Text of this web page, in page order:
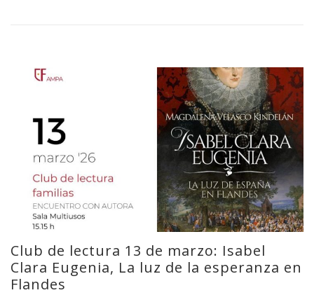
Club de lectura 13 de marzo: Isabel
Clara Eugenia, La luz de la esperanza en
Flandes